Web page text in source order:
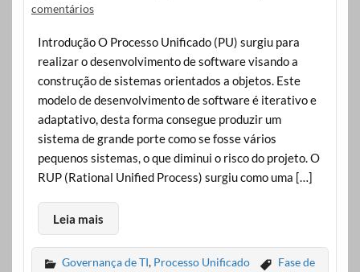
comentários
Introdução O Processo Unificado (PU) surgiu para
realizar o desenvolvimento de software visando a
construção de sistemas orientados a objetos. Este
modelo de desenvolvimento de software é iterativo e
adaptativo, desta forma consegue produzir um
sistema de grande porte como se fosse vários
pequenos sistemas, o que diminui o risco do projeto. O
RUP (Rational Unified Process) surgiu como uma […]
Leia mais
Governança de TI, Processo Unificado Fase de